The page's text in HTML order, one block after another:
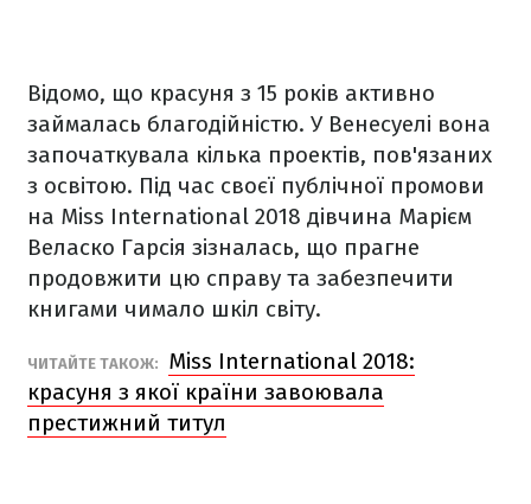
Відомо, що красуня з 15 років активно
займалась благодійністю. У Венесуелі вона
започаткувала кілька проектів, пов'язаних
з освітою. Під час своєї публічної промови
на Miss International 2018 дівчина Марієм
Веласко Гарсія зізналась, що прагне
продовжити цю справу та забезпечити
книгами чимало шкіл світу.
ЧИТАЙТЕ ТАКОЖ:
Miss International 2018:
красуня з якої країни завоювала
престижний титул